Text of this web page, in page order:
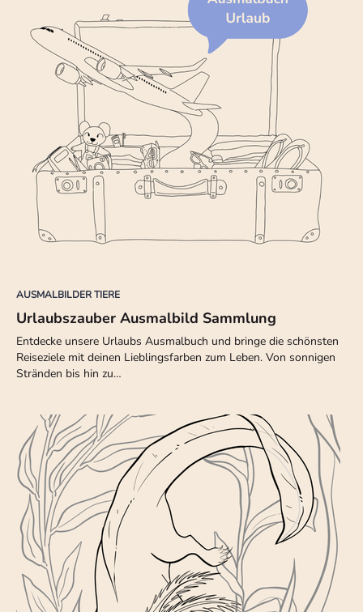
AUSMALBILDER TIERE
Urlaubszauber Ausmalbild Sammlung
Entdecke unsere Urlaubs Ausmalbuch und bringe die schönsten
Reiseziele mit deinen Lieblingsfarben zum Leben. Von sonnigen
Stränden bis hin zu…